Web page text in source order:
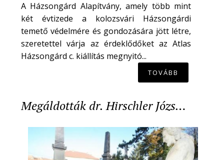
A Házsongárd Alapítvány, amely több mint
két évtizede a kolozsvári Házsongárdi
temető védelmére és gondozására jött létre,
szeretettel várja az érdeklődőket az Atlas
Házsongárd c. kiállítás megnyitó...
TOVÁBB
Megáldották dr. Hirschler Józs…